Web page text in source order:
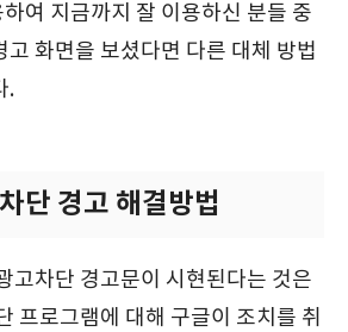
여 지금까지 잘 이용하신 분들 중
고 화면을 보셨다면 다른 대체 방법
.
단 경고 해결방법
고차단 경고문이 시현된다는 것은
프로그램에 대해 구글이 조치를 취